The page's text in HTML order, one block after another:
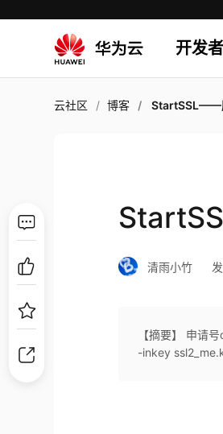
开发者
云社区 博客 StartSSL——
清雨小竹
【摘要】 申请
-inkey